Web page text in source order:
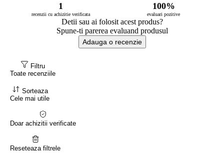
1
recenzii cu achizitie verificata
100%
evaluari pozitive
Detii sau ai folosit acest produs?
Spune-ti parerea evaluand produsul
Adauga o recenzie
Filtru
Toate recenziile
Sorteaza
Cele mai utile
Doar achizitii verificate
Reseteaza filtrele